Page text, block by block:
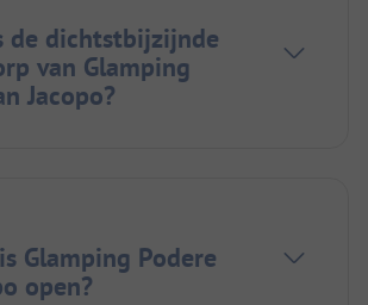
de dichtstbijzijnde
van Glamping
Jacopo?
Glamping Podere
open?